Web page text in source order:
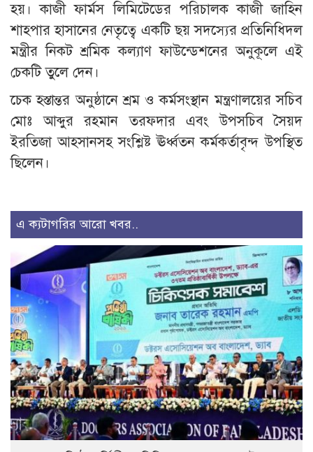
হয়। কাজী ফার্মস লিমিটেডের পরিচালক কাজী জাহিন
শাহপার হাসানের নেতৃত্বে একটি ছয় সদস্যের প্রতিনিধিদল
মন্ত্রীর নিকট শ্রমিক কল্যাণ ফাউন্ডেশনের অনুকূলে এই
চেকটি তুলে দেন।
​চেক হস্তান্তর অনুষ্ঠানে শ্রম ও কর্মসংস্থান মন্ত্রণালয়ের সচিব
মোঃ আব্দুর রহমান তরফদার এবং উপসচিব সৈয়দ
ইরতিজা আহসানসহ সংশ্লিষ্ট ঊর্ধ্বতন কর্মকর্তাবৃন্দ উপস্থিত
ছিলেন।
এ ক্যটাগরির আরো খবর..